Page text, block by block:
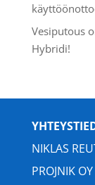
Vesiputous
Hybridi!
NIKLAS
PROJNIK OY